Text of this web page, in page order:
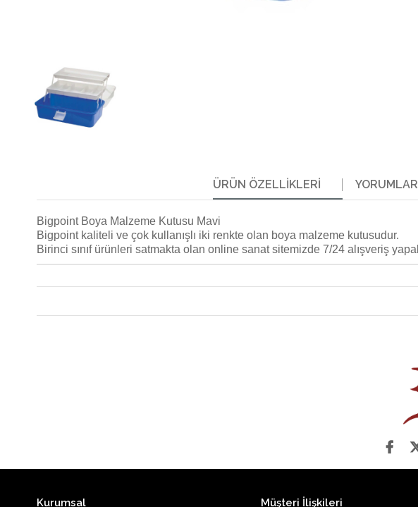
ÜRÜN ÖZELLIKLERI YORUMLAR
Bigpoint Boya Malzeme Kutusu Mavi
Bigpoint kaliteli ve çok kullanışlı iki renkte olan boya malzeme kutusudur.
Birinci sınıf ürünleri satmakta olan online sanat sitemizde 7/24 alışveriş
Kurumsal Müşteri İlişkileri